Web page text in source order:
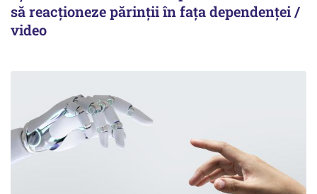
să reacționeze părinții în fața dependenței /
video